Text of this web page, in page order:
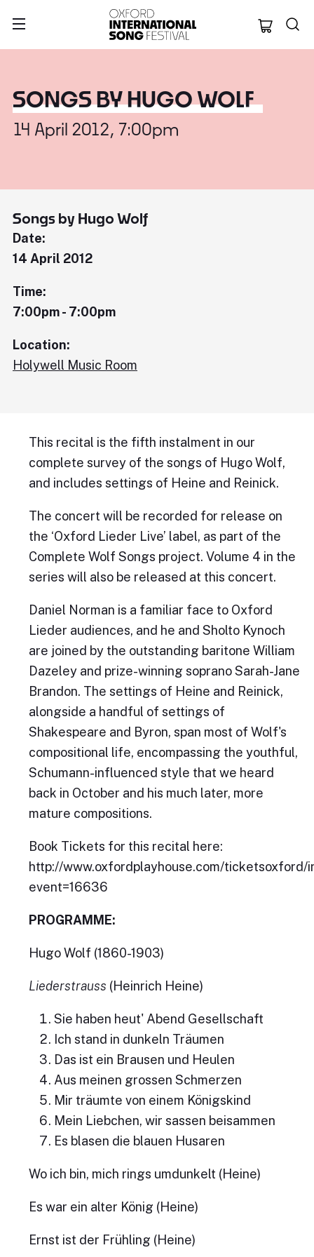
Oxford
SONGS BY HUGO WOLF
14 April 2012, 7:00pm
Songs by Hugo Wolf
Date:
14 April 2012
Time:
7:00pm - 7:00pm
Location:
Holywell Music Room
This recital is the fifth instalment in our
complete survey of the songs of Hugo Wolf,
and includes settings of Heine and Reinick.
The concert will be recorded for release on
the ‘Oxford Lieder Live’ label, as part of the
Complete Wolf Songs project. Volume 4 in the
series will also be released at this concert.
Daniel Norman is a familiar face to Oxford
Lieder audiences, and he and Sholto Kynoch
are joined by the outstanding baritone William
Dazeley and prize-winning soprano Sarah-Jane
Brandon. The settings of Heine and Reinick,
alongside a handful of settings of
Shakespeare and Byron, span most of Wolf's
compositional life, encompassing the youthful,
Schumann-influenced style that we heard
back in October and his much later, more
mature compositions.
Book Tickets for this recital here:
http://www.oxfordplayhouse.com/ticketsoxford/
event=16636
PROGRAMME:
Hugo Wolf (1860-1903)
Liederstrauss (Heinrich Heine)
Sie haben heut' Abend Gesellschaft
Ich stand in dunkeln Träumen
Das ist ein Brausen und Heulen
Aus meinen grossen Schmerzen
Mir träumte von einem Königskind
Mein Liebchen, wir sassen beisammen
Es blasen die blauen Husaren
Wo ich bin, mich rings umdunkelt (Heine)
Es war ein alter König (Heine)
Ernst ist der Frühling (Heine)